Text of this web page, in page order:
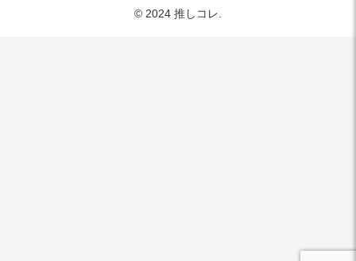
© 2024 推しコレ.